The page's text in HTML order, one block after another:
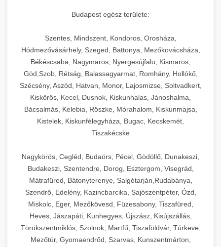
Hatékony lezárási és tartósítási megoldások.
chef-iparikonyhagepek.hu
kereskedelmi csomagoló gép
professzionális konyhák számára. Nagy
kapacitású sütő- és főzőberendezés precíz
hőmérséklet-szabályozással.
chef-iparikonyhagepek.hu
kereskedelmi sütősütő
❄️ 25. Ipari Hűtőszekrény +
Professzionális hűtőegységek és hűtőkamrák
kereskedelmi konyhák számára.
Energiahatékony hűtési megoldások nagy
kapacitással.
chef-iparikonyhagepek.hu
💧 26. Ipari Mosogatógép +
Kereskedelmi mosogatóberendezések nagy
forgalmú éttermi műveletekhez. Gyors tisztítási
ciklusok fertőtlenítési képességekkel.
chef-iparikonyhagepek.hu
🧀 27. Ipari Sajtreszelő Gép +
élelmiszer-előkészítéshez. Különböző reszelési
méretek különböző alkalmazásokhoz.
chef-iparikonyhagepek.hu
kereskedelmi sajtreszelő
🍳 28. Nagykonyhai
Berendezések
+
Teljes körű nagykonyhai berendezések és
professzionális vendéglátóipari kellékek.
Minden, ami szükséges éttermi és catering
műveletekhez.
Budapest egész területe:
Szentes, Mindszent, Kondoros, Orosháza,
Hódmezővásárhely, Szeged, Battonya, Mezőkovácsháza,
Békéscsaba, Nagymaros, Nyergesújfalu, Kismaros,
Göd,Szob, Rétság, Balassagyarmat, Romhány, Hollókő,
Szécsény, Aszód, Hatvan, Monor, Lajosmizse, Soltvadkert,
Kiskőrös, Kecel, Dusnok, Kiskunhalas, Jánoshalma,
Bácsalmás, Kelebia, Röszke, Mórahalom, Kiskunmajsa,
Kistelek, Kiskunfélegyháza, Bugac, Kecskemét,
Tiszakécske
Nagykörös, Cegléd, Budaörs, Pécel, Gödöllő, Dunakeszi,
Budakeszi, Szentendre, Dorog, Esztergom, Visegrád,
Mátrafüred, Bátonyterenye, Salgótarján,Rudabánya,
Szendrő, Edelény, Kazincbarcika, Sajószentpéter, Ózd,
Miskolc, Eger, Mezőkövesd, Füzesabony, Tiszafüred,
Heves, Jászapáti, Kunhegyes, Újszász, Kisújszállás,
Törökszentmiklós, Szolnok, Martfű, Tiszaföldvár, Túrkeve,
Mezőtúr, Gyomaendrőd, Szarvas, Kunszentmárton,